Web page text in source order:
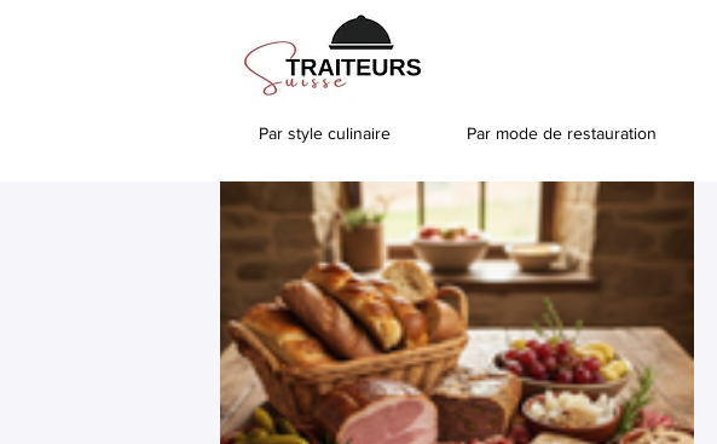
Par style culinaire Par mode de restauration